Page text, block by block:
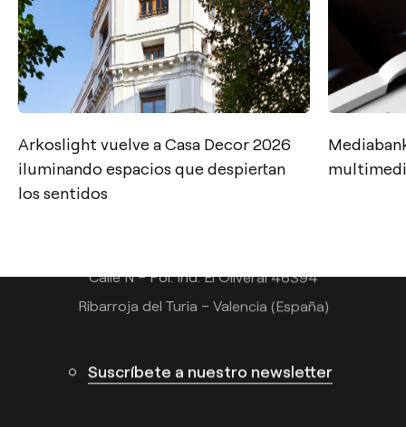
Arkoslight vuelve a Casa Decor 2026
iluminando espacios que despiertan
los sentidos
Contacto
Calle N – Pol. Ind. El Oliveral 46394
Ribarroja del Turia – Valencia (España)
Suscríbete a nuestro newsletter